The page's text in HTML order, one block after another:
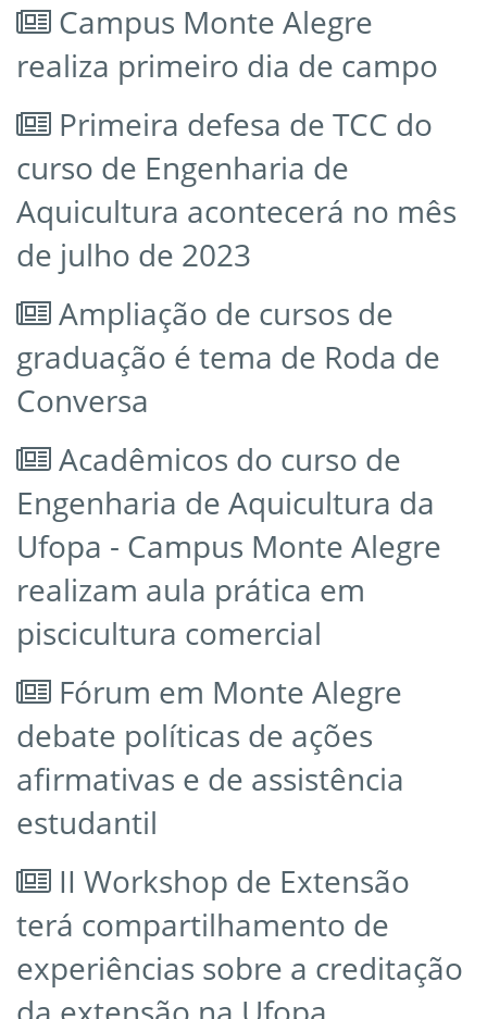
Campus Monte Alegre
realiza primeiro dia de campo
Primeira defesa de TCC do
curso de Engenharia de
Aquicultura acontecerá no mês
de julho de 2023
Ampliação de cursos de
graduação é tema de Roda de
Conversa
Acadêmicos do curso de
Engenharia de Aquicultura da
Ufopa - Campus Monte Alegre
realizam aula prática em
piscicultura comercial
Fórum em Monte Alegre
debate políticas de ações
afirmativas e de assistência
estudantil
II Workshop de Extensão
terá compartilhamento de
experiências sobre a creditação